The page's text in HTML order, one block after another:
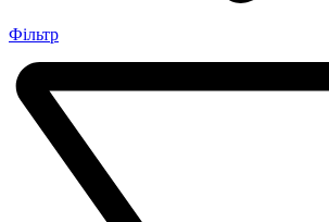
Фільтр